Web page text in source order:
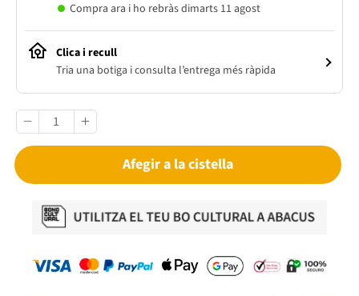
Compra ara i ho rebràs dimarts 11 agost
Clica i recull
Tria una botiga i consulta l’entrega més ràpida
Afegir a la cistella